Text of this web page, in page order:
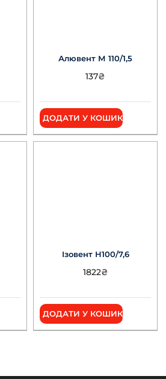
Алювент М 110/1,5
137₴
ДОДАТИ У КОШИК
Ізовент Н100/7,6
1822₴
ДОДАТИ У КОШИК